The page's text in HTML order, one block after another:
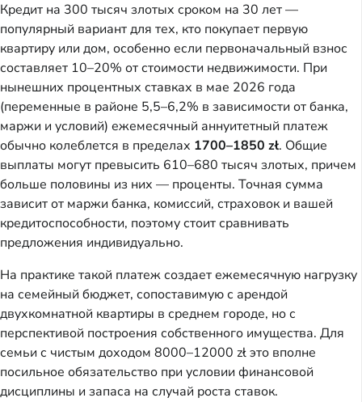
Кредит на 300 тысяч злотых сроком на 30 лет —
популярный вариант для тех, кто покупает первую
квартиру или дом, особенно если первоначальный взнос
составляет 10–20% от стоимости недвижимости. При
нынешних процентных ставках в мае 2026 года
(переменные в районе 5,5–6,2% в зависимости от банка,
маржи и условий) ежемесячный аннуитетный платеж
обычно колеблется в пределах 1700–1850 zł. Общие
выплаты могут превысить 610–680 тысяч злотых, причем
больше половины из них — проценты. Точная сумма
зависит от маржи банка, комиссий, страховок и вашей
кредитоспособности, поэтому стоит сравнивать
предложения индивидуально.
На практике такой платеж создает ежемесячную нагрузку
на семейный бюджет, сопоставимую с арендой
двухкомнатной квартиры в среднем городе, но с
перспективой построения собственного имущества. Для
семьи с чистым доходом 8000–12000 zł это вполне
посильное обязательство при условии финансовой
дисциплины и запаса на случай роста ставок.